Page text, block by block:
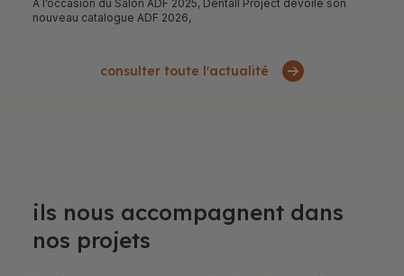
À l’occasion du Salon ADF 2025, Dentall Project dévoile son
nouveau catalogue ADF 2026,
consulter toute l'actualité
Ils nous accompagnent dans
nos projets